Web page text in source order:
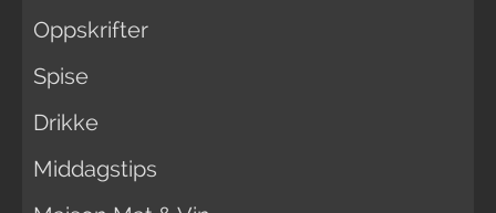
Oppskrifter
Spise
Drikke
Middagstips